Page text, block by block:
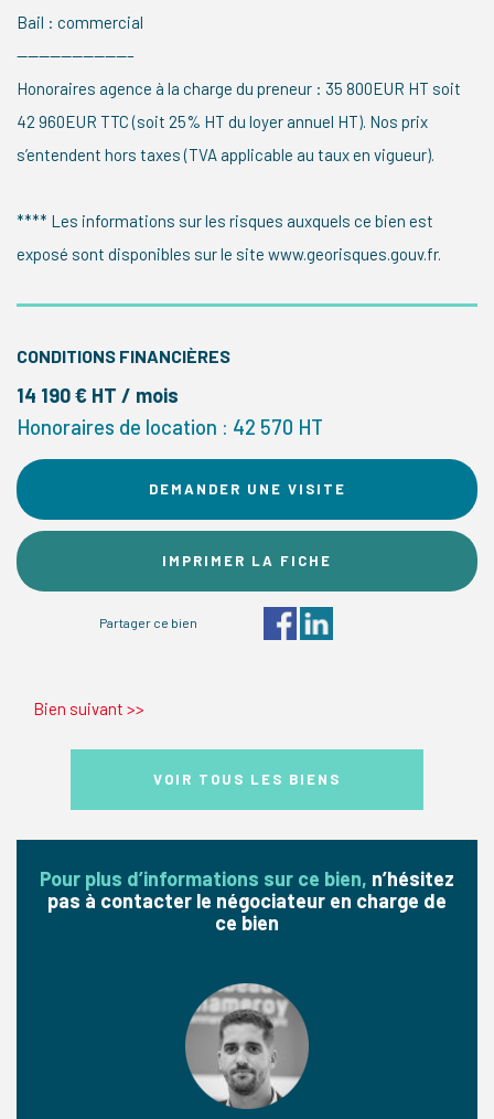
Bail : commercial
——————————–
Honoraires agence à la charge du preneur : 35 800EUR HT soit
42 960EUR TTC (soit 25% HT du loyer annuel HT). Nos prix
s’entendent hors taxes (TVA applicable au taux en vigueur).
**** Les informations sur les risques auxquels ce bien est
exposé sont disponibles sur le site www.georisques.gouv.fr.
CONDITIONS FINANCIÈRES
14 190 € HT / mois
Honoraires de location : 42 570 HT
DEMANDER UNE VISITE
IMPRIMER LA FICHE
Partager ce bien
Bien suivant >>
VOIR TOUS LES BIENS
Pour plus d’informations sur ce bien, n’hésitez
pas à contacter le négociateur en charge de
ce bien